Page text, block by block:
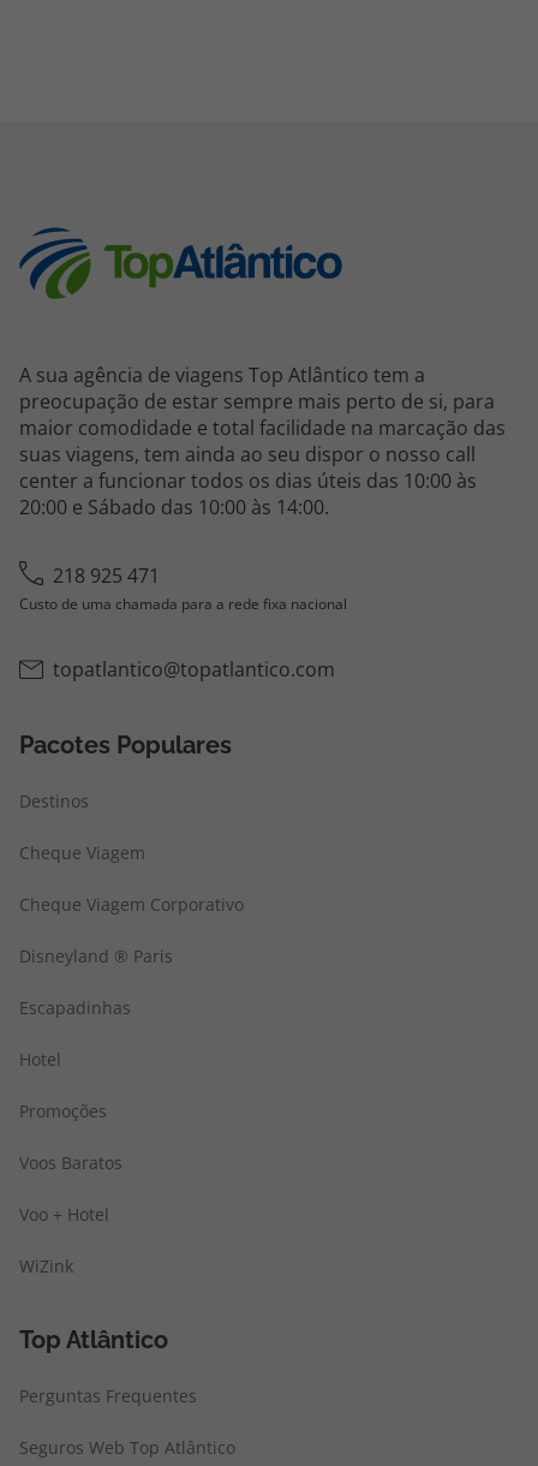
A sua agência de viagens Top Atlântico tem a
preocupação de estar sempre mais perto de si, para
maior comodidade e total facilidade na marcação das
suas viagens, tem ainda ao seu dispor o nosso call
center a funcionar todos os dias úteis das 10:00 às
20:00 e Sábado das 10:00 às 14:00.
218 925 471
Custo de uma chamada para a rede fixa nacional
topatlantico@topatlantico.com
Pacotes Populares
Destinos
Cheque Viagem
Cheque Viagem Corporativo
Disneyland ® Paris
Escapadinhas
Hotel
Promoções
Voos Baratos
Voo + Hotel
WiZink
Top Atlântico
Perguntas Frequentes
Seguros Web Top Atlântico